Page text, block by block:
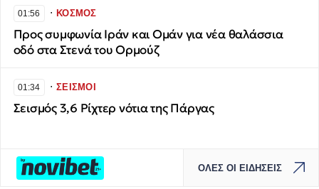
01:56 ∙ΚΟΣΜΟΣ
Προς συμφωνία Ιράν και Ομάν για νέα θαλάσσια
οδό στα Στενά του Ορμούζ
01:34 ∙ΣΕΙΣΜΟΙ
Σεισμός 3,6 Ρίχτερ νότια της Πάργας
ΟΛΕΣ ΟΙ ΕΙΔΗΣΕΙΣ